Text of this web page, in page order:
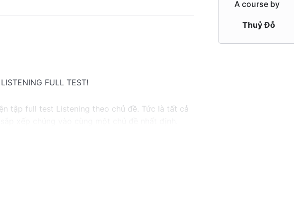
FULL TEST!
tập full test Listening theo chủ đề. Tức là tất cả
A course by
Thuỷ Đỗ